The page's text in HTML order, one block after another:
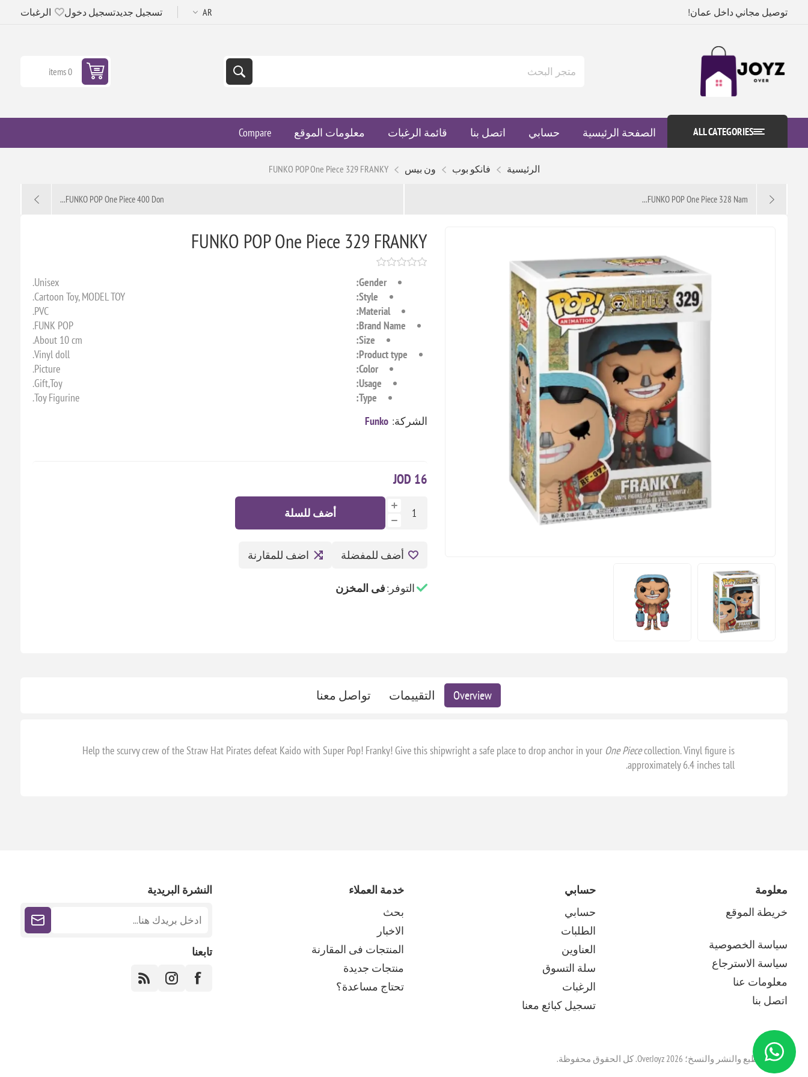
توصيل مجاني داخل عمان! تسجيل جديدتسجيل دخول الرغبات
0 items
ALL CATEGORIES الصفحة الرئيسية حسابي اتصل بنا قائمة الرغبات معلومات الموقع Compare
الرئيسية فانكو بوب ون بيس FUNKO POP One Piece 329 FRANKY
FUNKO POP One Piece 328 Nam...
FUNKO POP One Piece 400 Don...
FUNKO POP One Piece 329 FRANKY
Gender:
Unisex.
Style:
Cartoon Toy, MODEL TOY.
Material:
PVC.
Brand Name:
FUNK POP.
Size:
About 10 cm.
Product type:
Vinyl doll.
Color:
Picture.
Usage:
Gift,Toy.
Type:
Toy Figurine.
الشركة: Funko
16 JOD
أضف للسلة
أضف للمفضلة اضف للمقارنة
التوفر:فى المخزن
Overview التقييمات تواصل معنا
Help the scurvy crew of the Straw Hat Pirates defeat Kaido with Super Pop! Franky! Give this shipwright a safe place to drop anchor in your One Piececollection. Vinyl figure is
approximately 6.4 inches tall.
معلومة
خريطة الموقع
سياسة الخصوصية
سياسة الاسترجاع
معلومات عنا
اتصل بنا
حسابي
حسابي
الطلبات
العناوين
سلة التسوق
الرغبات
تسجيل كبائع معنا
خدمة العملاء
بحث
الاخبار
المنتجات فى المقارنة
منتجات جديدة
تحتاج مساعدة؟
النشرة البريدية
تابعنا
حقوق الطبع والنشر والنسخ؛ 2026 OverJoyz. كل الحقوق محفوظة.